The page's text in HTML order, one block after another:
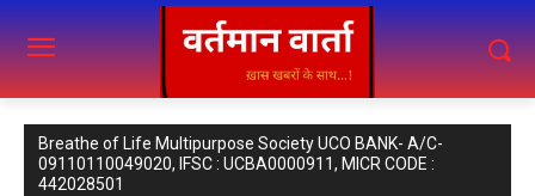
Breathe of Life Multipurpose Society UCO BANK- A/C-
09110110049020, IFSC : UCBA0000911, MICR CODE :
442028501